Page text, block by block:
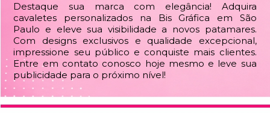
Destaque sua marca com elegância! Adquira
cavaletes personalizados na Bis Gráfica em São
Paulo e eleve sua visibilidade a novos patamares.
Com designs exclusivos e qualidade excepcional,
impressione seu público e conquiste mais clientes.
Entre em contato conosco hoje mesmo e leve sua
publicidade para o próximo nível!